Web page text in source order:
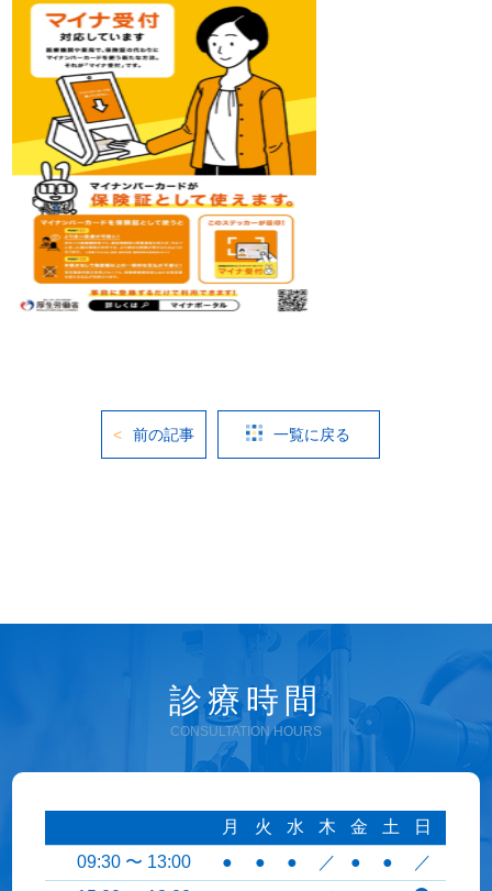
前の記事 一覧に戻る
診療時間
CONSULTATION HOURS
月 火 水 木 金 土
日
09:30 〜 13:00
● ● ● ／ ● ●
／